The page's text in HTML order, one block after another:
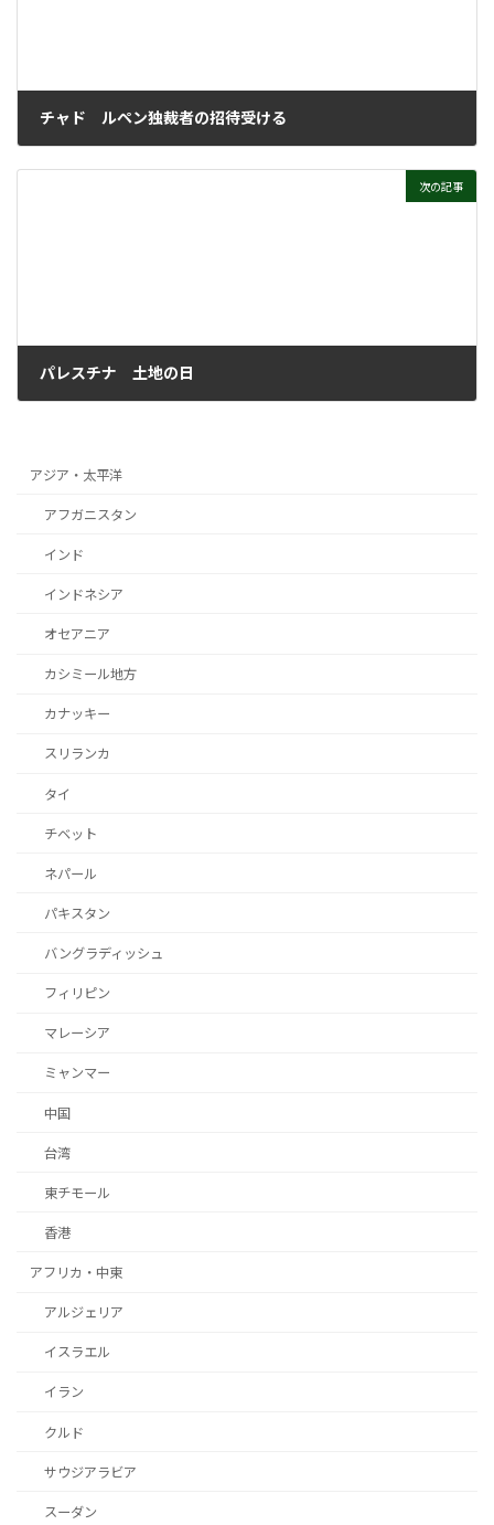
チャド ルペン独裁者の招待受ける
次の記事
パレスチナ 土地の日
アジア・太平洋
アフガニスタン
インド
インドネシア
オセアニア
カシミール地方
カナッキー
スリランカ
タイ
チベット
ネパール
パキスタン
バングラディッシュ
フィリピン
マレーシア
ミャンマー
中国
台湾
東チモール
香港
アフリカ・中東
アルジェリア
イスラエル
イラン
クルド
サウジアラビア
スーダン